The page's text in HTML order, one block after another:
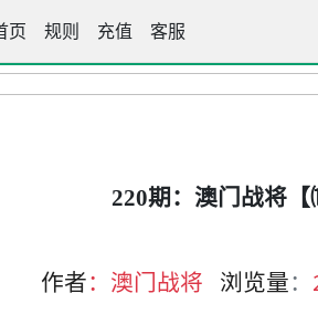
页 规则 充值 客服
特码王】663255.com
220期：澳门战将
作者：澳门战将 浏览量：